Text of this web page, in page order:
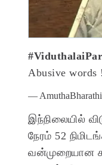
Abusive words
—
இந்நிலையில்
நேரம் 52
வன்முறையான